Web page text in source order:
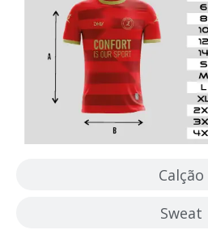
Calção
Sweat